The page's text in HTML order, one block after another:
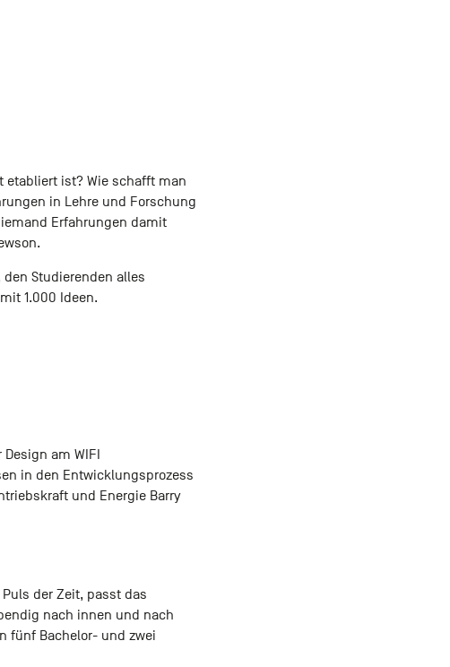
etabliert ist? Wie schafft man
in Lehre und Forschung
Erfahrungen damit
Studierenden alles
1.000 Ideen.
am WIFI
in den Entwicklungsprozess
und Energie Barry
der Zeit, passt das
nach innen und nach
fünf Bachelor- und zwei